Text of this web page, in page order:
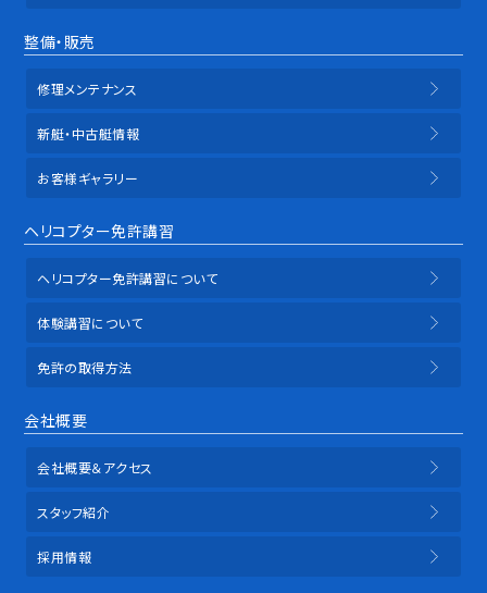
整備・販売
修理メンテナンス
新艇・中古艇情報
お客様ギャラリー
ヘリコプター免許講習
ヘリコプター免許講習について
体験講習について
免許の取得方法
会社概要
会社概要＆アクセス
スタッフ紹介
採用情報